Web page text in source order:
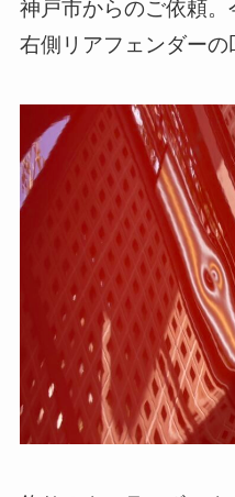
神戸市からのご依頼。
右側リアフェンダーの